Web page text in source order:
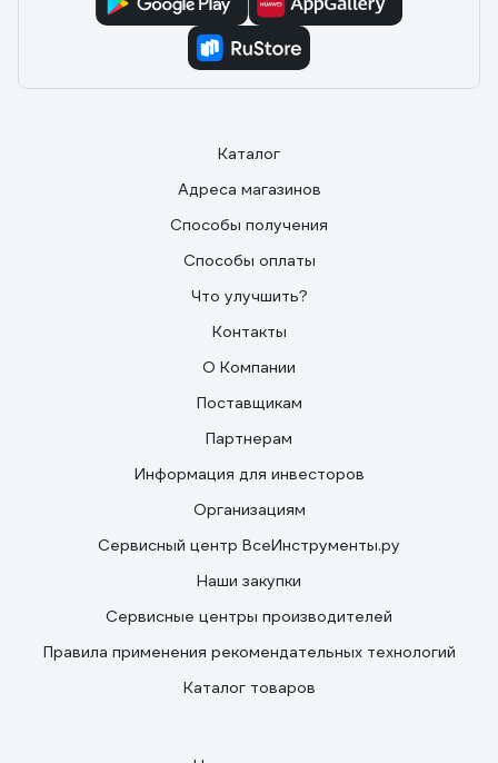
Каталог
Адреса магазинов
Способы получения
Способы оплаты
Что улучшить?
Контакты
О Компании
Поставщикам
Партнерам
Информация для инвесторов
Организациям
Сервисный центр ВсеИнструменты.ру
Наши закупки
Сервисные центры производителей
Правила применения рекомендательных технологий
Каталог товаров